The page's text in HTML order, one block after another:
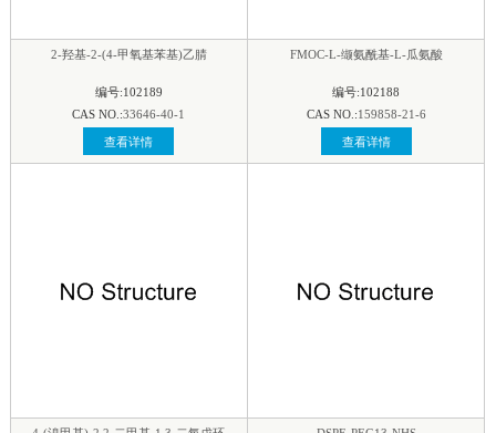
2-羟基-2-(4-甲氧基苯基)乙腈
编号:102189
CAS NO.:33646-40-1
查看详情
FMOC-L-缬氨酰基-L-瓜氨酸
编号:102188
CAS NO.:159858-21-6
查看详情